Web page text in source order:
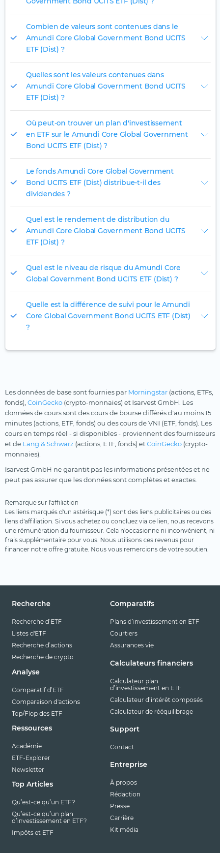
Combien de valeurs sont contenues dans le
Amundi Core Global Government Bond UCITS
ETF (Dist) ?
Quelles sont les valeurs contenues dans
Amundi Core Global Government Bond UCITS
ETF (Dist) ?
Où peut-on trouver un plan d'investissement
en ETF sur le Amundi Core Global Government
Bond UCITS ETF (Dist) ?
Le fonds Amundi Core Global Government
Bond UCITS ETF (Dist) distribue-t-il des
dividendes ?
Quel est le rendement de distribution du
Amundi Core Global Government Bond UCITS
ETF (Dist) ?
Quel est le niveau de risque du Amundi Core
Global Government Bond UCITS ETF (Dist) ?
Quelle est la différence de suivi pour le Amundi
Core Global Government Bond UCITS ETF (Dist)
?
Les données de base sont fournies par Morningstar (actions, ETFs,
fonds), CoinGecko (crypto-monnaies) et Isarvest GmbH. Les
données de cours sont des cours de bourse différés d'au moins 15
minutes (actions, ETF, fonds) ou des cours de VNI (ETF, fonds). Les
cours en temps réel - si disponibles - proviennent des fournisseurs
et de Lang & Schwarz (actions, ETF, fonds) etCoinGecko (crypto-
monnaies).
Isarvest GmbH ne garantit pas les informations présentées et ne
peut pas assurer que les données sont complètes et exactes.
Remarque sur l'affiliation
Les liens marqués d'un astérisque (*) sont des liens publicitaires ou des
liens d'affiliation. Si vous achetez ou concluez via ce lien, nous recevons
une rémunération du fournisseur. Cela n'occasionne ni inconvénient, ni
frais supplémentaire pour vous. Nous utilisons ces revenus pour
financer notre offre gratuite. Nous vous remercions de votre soutien.
Recherche
Recherche d’ETF
Listes d'ETF
Recherche d’actions
Recherche de crypto
Analyse
Comparatif d’ETF
Comparaison d'actions
Top/Flop des ETF
Ressources
Académie
ETF-Explorer
Newsletter
Top Articles
Qu’est-ce qu’un ETF?
Qu’est-ce qu’un plan
d’investissement en ETF?
Impôts et ETF
Comparatifs
Plans d’investissement en ETF
Courtiers
Assurances vie
Calculateurs financiers
Calculateur plan
d’investissement en ETF
Calculateur d’intérêt composés
Calculateur de rééquilibrage
Support
Contact
Entreprise
À propos
Rédaction
Presse
Carrière
Kit média